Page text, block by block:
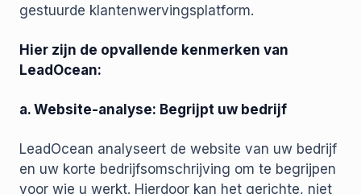
gestuurde klantenwervingsplatform.
Hier zijn de opvallende kenmerken van
LeadOcean:
a. Website-analyse: Begrijpt uw bedrijf
LeadOcean analyseert de website van uw bedrijf
en uw korte bedrijfsomschrijving om te begrijpen
voor wie u werkt. Hierdoor kan het gerichte, niet